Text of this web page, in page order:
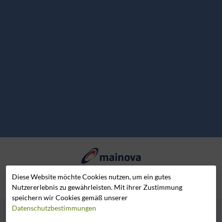
Unterstützt von der Mainova AG
Diese Website möchte Cookies nutzen, um ein gutes
Nutzererlebnis zu gewährleisten. Mit ihrer Zustimmung
speichern wir Cookies gemäß unserer
Datenschutzbestimmungen